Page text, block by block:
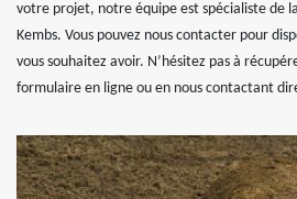
votre projet, notre équipe est spécialiste de
Kembs. Vous pouvez nous contacter pour
vous souhaitez avoir. N’hésitez pas à
formulaire en ligne ou en nous contactant